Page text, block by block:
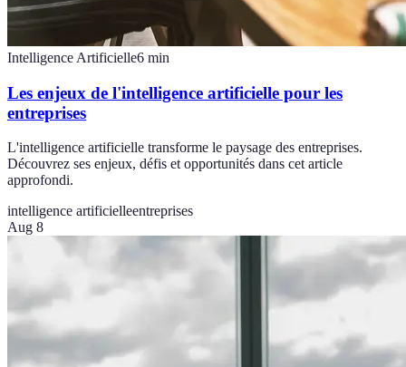
Intelligence Artificielle6 min
Les enjeux de l'intelligence artificielle pour les
entreprises
L'intelligence artificielle transforme le paysage des entreprises.
Découvrez ses enjeux, défis et opportunités dans cet article
approfondi.
intelligence artificielleentreprises
Aug 8